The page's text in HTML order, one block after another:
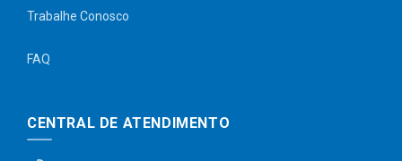
Trabalhe Conosco
FAQ
CENTRAL DE ATENDIMENTO